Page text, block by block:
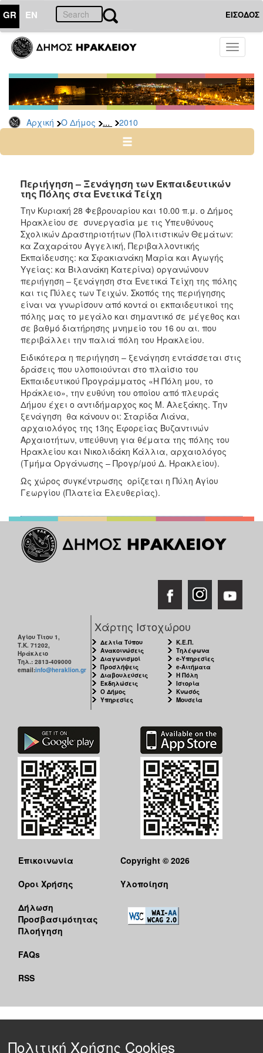
GR EN ΕΙΣΟΔΟΣ
Toggle
Αρχική Ο Δήμος ... 2010
ΔΗΜΟΣ
Δελτία
Τύπου
Αρχείο
2026
2024
2022
2021
2020
2019
2018
2017
2016
2015
2013
2011
2010
2006
ΤΟΠΟΣ
ΑΝΘΕΚΤΙΚΗ
ΠΟΛΗ
Περιήγηση – Ξενάγηση των Εκπαιδευτικών
της Πόλης στα Ενετικά Τείχη
Την Κυριακή 28 Φεβρουαρίου και 10.00 π.μ. ο Δήμος
Ηρακλείου σε συνεργασία με τις Υπευθύνους
Σχολικών Δραστηριοτήτων (Πολιτιστικών Θεμάτων:
κα Ζαχαράτου Αγγελική, Περιβαλλοντικής
Εκπαίδευσης: κα Σφακιανάκη Μαρία και Αγωγής
Υγείας: κα Βιλανάκη Κατερίνα) οργανώνουν
περιήγηση – ξενάγηση στα Ενετικά Τείχη της πόλης
και τις Πύλες των Τειχών. Σκοπός της περιήγησης
είναι να γνωρίσουν από κοντά οι εκπαιδευτικοί της
πόλης μας το μεγάλο και σημαντικό σε μέγεθος και
σε βαθμό διατήρησης μνημείο του 16 ου αι. που
περιβάλλει την παλιά πόλη του Ηρακλείου.
Ειδικότερα η περιήγηση – ξενάγηση εντάσσεται στις
δράσεις που υλοποιούνται στο πλαίσιο του
Εκπαιδευτικού Προγράμματος «Η Πόλη μου, το
Ηράκλειο», την ευθύνη του οποίου από πλευράς
Δήμου έχει ο αντιδήμαρχος κος Μ. Αλεξάκης. Την
ξενάγηση θα κάνουν οι: Σταρίδα Λιάνα,
αρχαιολόγος της 13ης Εφορείας Βυζαντινών
Αρχαιοτήτων, υπεύθυνη για θέματα της πόλης του
Ηρακλείου και Νικολιδάκη Κάλλια, αρχαιολόγος
(Τμήμα Οργάνωσης – Προγρ/μού Δ. Ηρακλείου).
Ως χώρος συγκέντρωσης ορίζεται η Πύλη Αγίου
Γεωργίου (Πλατεία Ελευθερίας).
Αγίου Τίτου 1,
Τ.Κ. 71202,
Ηράκλειο
Τηλ.: 2813-409000
email:info@heraklion.gr
Χάρτης Ιστοχώρου
Δελτία Τύπου
Ανακοινώσεις
Διαγωνισμοί
Προσλήψεις
Διαβουλεύσεις
Εκδηλώσεις
Ο Δήμος
Υπηρεσίες
Κ.Ε.Π.
Τηλέφωνα
e-Υπηρεσίες
e-Αιτήματα
Η Πόλη
Ιστορία
Κνωσός
Μουσεία
Επικοινωνία
Όροι Χρήσης
Δήλωση
Προσβασιμότητας
Πλοήγηση
FAQs
RSS
Copyright © 2026
Υλοποίηση
Πολιτική Χρήσης Cookies